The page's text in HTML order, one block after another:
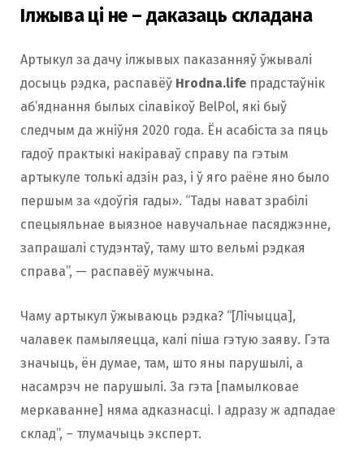
Ілжыва ці не – даказаць складана
Артыкул за дачу ілжывых паказанняў ўжывалі
досыць рэдка, распавёў Hrodna.life прадстаўнік
аб’яднання былых сілавікоў BelPol, які быў
следчым да жніўня 2020 года. Ён асабіста за пяць
гадоў практыкі накіраваў справу па гэтым
артыкуле толькі адзін раз, і ў яго раёне яно было
першым за «доўгія гады». “Тады нават зрабілі
спецыяльнае выязное навучальнае пасяджэнне,
запрашалі студэнтаў, таму што вельмі рэдкая
справа”, — распавёў мужчына.
Чаму артыкул ўжываюць рэдка? “[Лічыцца],
чалавек памыляецца, калі піша гэтую заяву. Гэта
значыць, ён думае, там, што яны парушылі, а
насамрэч не парушылі. За гэта [памылковае
меркаванне] няма адказнасці. І адразу ж адпадае
склад”, – тлумачыць эксперт.